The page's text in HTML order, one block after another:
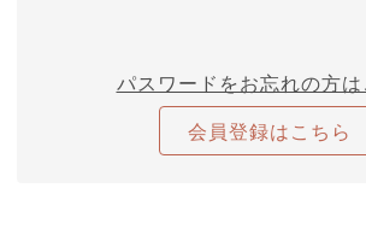
パスワードをお忘れの方は
会員登録はこちら